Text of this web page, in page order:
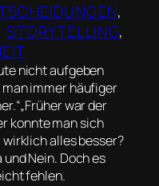
STORYTELLING
nicht aufgeben
man immer häufiger
war der
konnte man sich
alles besser?
Nein. Doch es
fehlen.